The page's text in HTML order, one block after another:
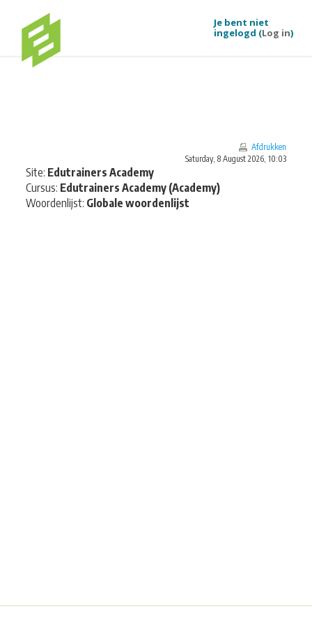
Je bent niet
ingelogd (Log in)
Afdrukken
Saturday, 8 August 2026, 10:03
Site: Edutrainers Academy
Cursus: Edutrainers Academy (Academy)
Woordenlijst: Globale woordenlijst